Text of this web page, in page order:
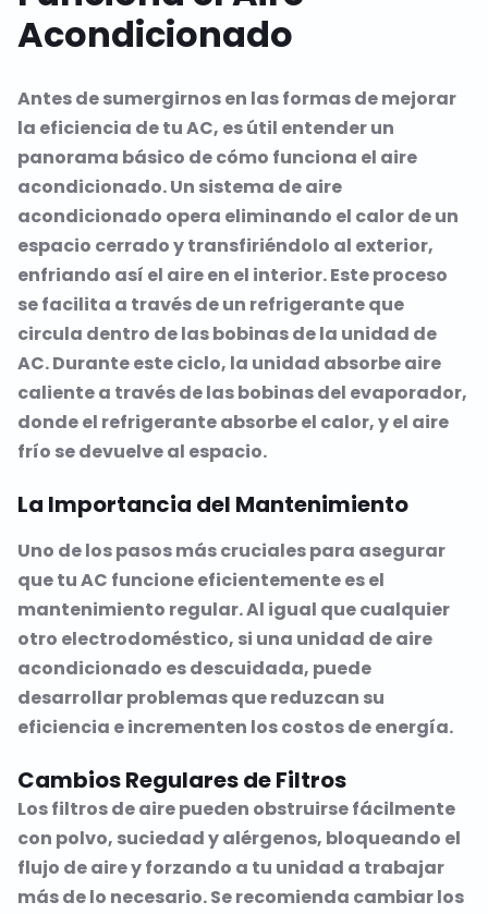
Acondicionado
Antes de sumergirnos en las formas de mejorar
la eficiencia de tu AC, es útil entender un
panorama básico de cómo funciona el aire
acondicionado. Un sistema de aire
acondicionado opera eliminando el calor de un
espacio cerrado y transfiriéndolo al exterior,
enfriando así el aire en el interior. Este proceso
se facilita a través de un refrigerante que
circula dentro de las bobinas de la unidad de
AC. Durante este ciclo, la unidad absorbe aire
caliente a través de las bobinas del evaporador,
donde el refrigerante absorbe el calor, y el aire
frío se devuelve al espacio.
La Importancia del Mantenimiento
Uno de los pasos más cruciales para asegurar
que tu AC funcione eficientemente es el
mantenimiento regular. Al igual que cualquier
otro electrodoméstico, si una unidad de aire
acondicionado es descuidada, puede
desarrollar problemas que reduzcan su
eficiencia e incrementen los costos de energía.
Cambios Regulares de Filtros
Los filtros de aire pueden obstruirse fácilmente
con polvo, suciedad y alérgenos, bloqueando el
flujo de aire y forzando a tu unidad a trabajar
más de lo necesario. Se recomienda cambiar los